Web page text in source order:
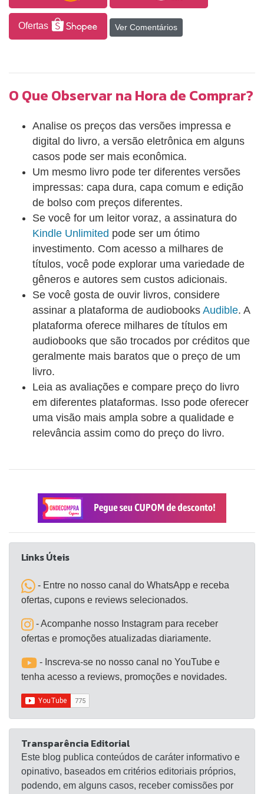
preparados para oferecer um tipo de cuidado
diferenciado. Entre esses profissionais, destaca-se
o trabalhador de nível médio, que desempenha um
capacitação desses trabalhadores. Os transtornos
ao longo do livro, que aborda temas como políticas
de saúde e de saúde mental no Brasil, saúde
mental na atenção básica, estratégias de
intervenção e terapêuticas. Em acesso comercial no
SciELO Livros
https://doi.org/10.7476/9788575415115
Ofertas Ver Comentários
O Que Observar na Hora de Comprar?
Analise os preços das versões impressa e
digital do livro, a versão eletrônica em alguns
casos pode ser mais econômica.
Um mesmo livro pode ter diferentes versões
impressas: capa dura, capa comum e edição
de bolso com preços diferentes.
Se você for um leitor voraz, a assinatura do
Kindle Unlimited pode ser um ótimo
investimento. Com acesso a milhares de
títulos, você pode explorar uma variedade de
gêneros e autores sem custos adicionais.
Se você gosta de ouvir livros, considere
assinar a plataforma de audiobooks Audible. A
plataforma oferece milhares de títulos em
audiobooks que são trocados por créditos que
geralmente mais baratos que o preço de um
livro.
Leia as avaliações e compare preço do livro
em diferentes plataformas. Isso pode oferecer
uma visão mais ampla sobre a qualidade e
relevância assim como do preço do livro.
Links Úteis
- Entre no nosso canal do WhatsApp e receba
ofertas, cupons e reviews selecionados.
- Acompanhe nosso Instagram para receber
ofertas e promoções atualizadas diariamente.
- Inscreva-se no nosso canal no YouTube e
tenha acesso a reviews, promoções e novidades.
Transparência Editorial
Este blog publica conteúdos de caráter informativo e
opinativo, baseados em critérios editoriais próprios,
podendo, em alguns casos, receber comissões por